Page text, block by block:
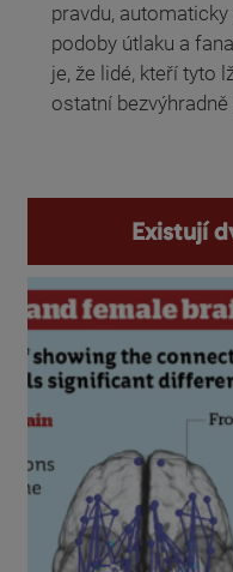
pravdu,
podoby útlaku a
je, že lidé, kteří tyto
ostatní
Existují